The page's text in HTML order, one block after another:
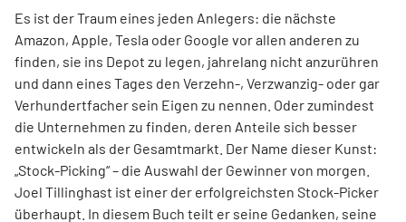
Es ist der Traum eines jeden Anlegers: die nächste
Amazon, Apple, Tesla oder Google vor allen anderen zu
finden, sie ins Depot zu legen, jahrelang nicht anzurühren
und dann eines Tages den Verzehn-, Verzwanzig- oder gar
Verhundertfacher sein Eigen zu nennen. Oder zumindest
die Unternehmen zu finden, deren Anteile sich besser
entwickeln als der Gesamtmarkt. Der Name dieser Kunst:
„Stock-Picking“ – die Auswahl der Gewinner von morgen.
Joel Tillinghast ist einer der erfolgreichsten Stock-Picker
überhaupt. In diesem Buch teilt er seine Gedanken, seine